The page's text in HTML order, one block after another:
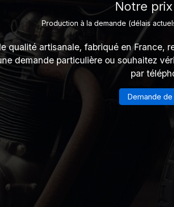
Notre
Production à la demande (délais
qualité artisanale, fabriqué en France,
demande particulière ou souhaitez
par
Demande